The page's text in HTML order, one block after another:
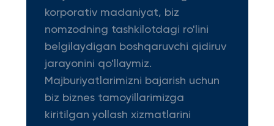
korporativ madaniyat, biz
nomzodning tashkilotdagi ro'lini
belgilaydigan boshqaruvchi qidiruv
jarayonini qo'llaymiz.
Majburiyatlarimizni bajarish uchun
biz biznes tamoyillarimizga
kiritilgan yollash xizmatlarini